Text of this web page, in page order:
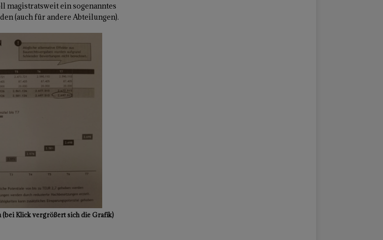
magistratsweit ein sogenanntes
(auch für andere Abteilungen).
(bei Klick vergrößert sich die Grafik)